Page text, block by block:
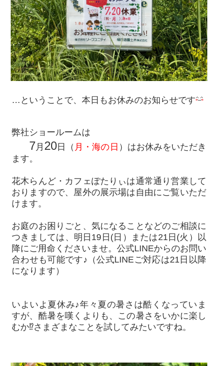
…ということで、本日もお休みのお知らせです
弊社ショールームは
7月 20 日（ 月・海の日 ）はお休みをいただき
ます。
花木らんど・カフェぽたりぃは通常通り営業して
おりますので、屋外の展示場は自由にご覧いただ
けます。
お庭のお困りごと、気になることなどのご相談に
つきましては、明日19日(日）または21日(火）以
降にご用命くださいませ。公式LINEからのお問い
合わせも可能です♪（公式LINEご対応は21日以降
になります）
いよいよ夏休み♪年々夏の暑さは酷くなっていま
すが、酷暑を嘆くよりも、この暑さをいかに楽し
むか⁉さまざまなことを試してみたいですね。